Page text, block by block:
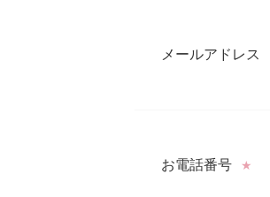
メールアドレス
お電話番号 ★